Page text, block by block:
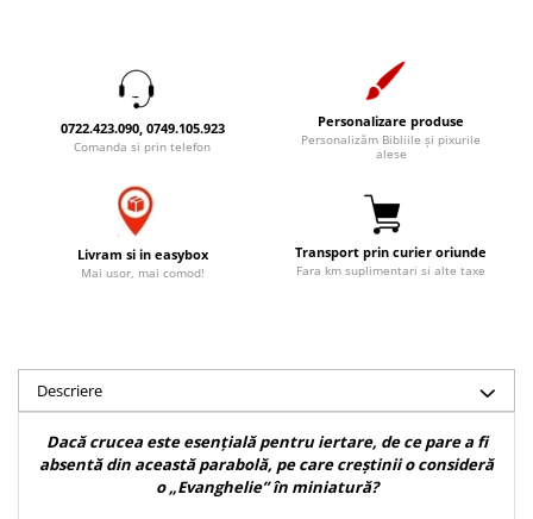
Resurse studiu biblic
Instrumente teologice
Alte studii
Enciclopedii
Eseuri
Marturii
Romane
Meditatii
Produse din lemn
Accesorii birou
Rame foto
Pungi cadou cu versete
Statuete
Suport pentru pahar
Suport pahar
Transilvania
0722.423.090, 0749.105.923
Comanda si prin telefon
Personalizare produse
Personalizăm Bibliile și pixurile
alese
Livram si in easybox
Mai usor, mai comod!
Transport prin curier oriunde
Fara km suplimentari si alte taxe
Descriere
Dacă crucea este esențială pentru iertare, de ce pare a fi
absentă din această parabolă, pe care creștinii o consideră
o „Evanghelie” în miniatură?